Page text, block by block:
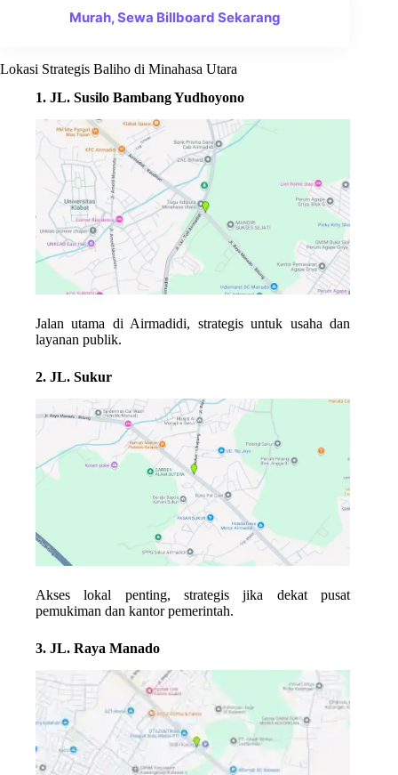
Murah, Sewa Billboard Sekarang
Lokasi Strategis Baliho di Minahasa Utara
1. JL. Susilo Bambang Yudhoyono
Jalan utama di Airmadidi, strategis untuk usaha dan
layanan publik.
2. JL. Sukur
Akses lokal penting, strategis jika dekat pusat
pemukiman dan kantor pemerintah.
3. JL. Raya Manado